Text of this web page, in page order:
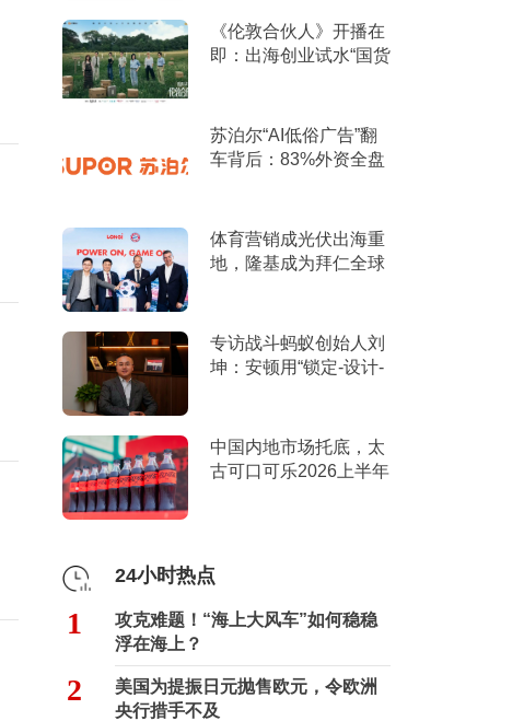
《伦敦合伙人》开播在
即：出海创业试水“国货
苏泊尔“AI低俗广告”翻
车背后：83%外资全盘
体育营销成光伏出海重
地，隆基成为拜仁全球
专访战斗蚂蚁创始人刘
坤：安顿用“锁定-设计-
中国内地市场托底，太
古可口可乐2026上半年
24小时热点
1
攻克难题！“海上大风车”如何稳稳
浮在海上？
2
美国为提振日元抛售欧元，令欧洲
央行措手不及